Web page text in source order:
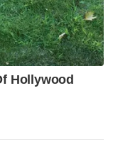
Hollywood